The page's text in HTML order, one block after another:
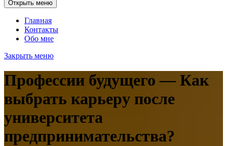
Открыть меню
Главная
Контакты
Обо мне
Закрыть меню
Профессии будущего — Как
выбрать карьеру после
университета
предпринимательства?